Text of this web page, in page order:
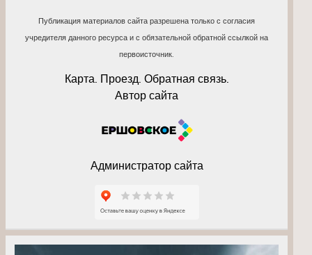
Публикация материалов сайта разрешена только с согласия
учредителя данного ресурса и с обязательной обратной ссылкой на
первоисточник.
Карта. Проезд. Обратная связь.
Автор сайта
Администратор сайта